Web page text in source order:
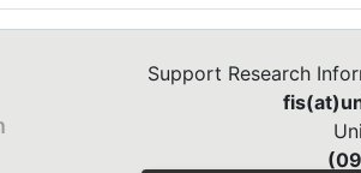
Support Research